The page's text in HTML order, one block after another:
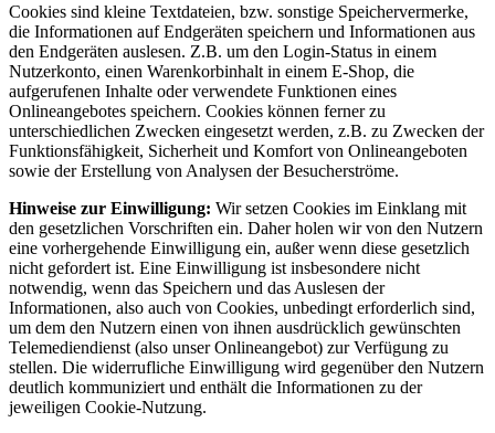
Cookies sind kleine Textdateien, bzw. sonstige Speichervermerke,
die Informationen auf Endgeräten speichern und Informationen aus
den Endgeräten auslesen. Z.B. um den Login-Status in einem
Nutzerkonto, einen Warenkorbinhalt in einem E-Shop, die
aufgerufenen Inhalte oder verwendete Funktionen eines
Onlineangebotes speichern. Cookies können ferner zu
unterschiedlichen Zwecken eingesetzt werden, z.B. zu Zwecken der
Funktionsfähigkeit, Sicherheit und Komfort von Onlineangeboten
sowie der Erstellung von Analysen der Besucherströme.
Hinweise zur Einwilligung: Wir setzen Cookies im Einklang mit
den gesetzlichen Vorschriften ein. Daher holen wir von den Nutzern
eine vorhergehende Einwilligung ein, außer wenn diese gesetzlich
nicht gefordert ist. Eine Einwilligung ist insbesondere nicht
notwendig, wenn das Speichern und das Auslesen der
Informationen, also auch von Cookies, unbedingt erforderlich sind,
um dem den Nutzern einen von ihnen ausdrücklich gewünschten
Telemediendienst (also unser Onlineangebot) zur Verfügung zu
stellen. Die widerrufliche Einwilligung wird gegenüber den Nutzern
deutlich kommuniziert und enthält die Informationen zu der
jeweiligen Cookie-Nutzung.